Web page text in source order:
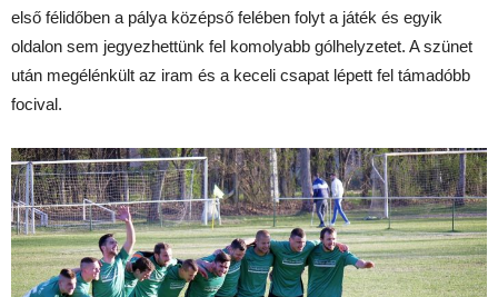
első félidőben a pálya középső felében folyt a játék és egyik
oldalon sem jegyezhettünk fel komolyabb gólhelyzetet. A szünet
után megélénkült az iram és a keceli csapat lépett fel támadóbb
focival.